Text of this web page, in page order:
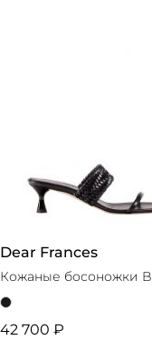
Dear Frances
Кожаные босоножки
42 700 ₽